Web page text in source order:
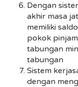
Dengan
akhir masa
memiliki
pokok
tabungan
tabungan
Sistem
dengan